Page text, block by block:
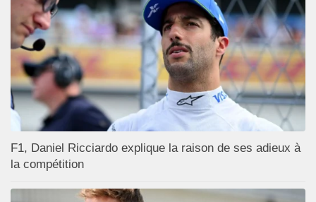
F1, Daniel Ricciardo explique la raison de ses adieux à
la compétition